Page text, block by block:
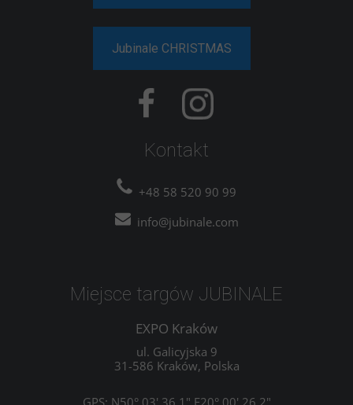
Kontakt
+48 58 520 90 99
info@jubinale.com
Miejsce targów JUBINALE
EXPO Kraków
ul. Galicyjska 9
31-586 Kraków, Polska
GPS: N50° 03' 36.1" E20° 00' 26.2"
Jubinale CHRISTMAS